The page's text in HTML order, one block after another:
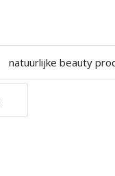
natuurlijke beauty